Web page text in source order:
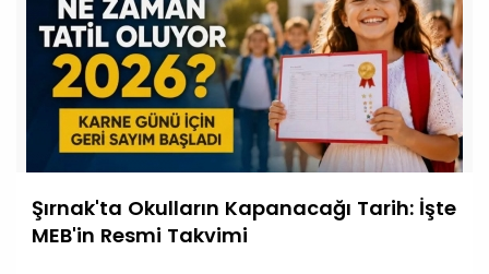
Şırnak'ta Okulların Kapanacağı Tarih: İşte
MEB'in Resmi Takvimi